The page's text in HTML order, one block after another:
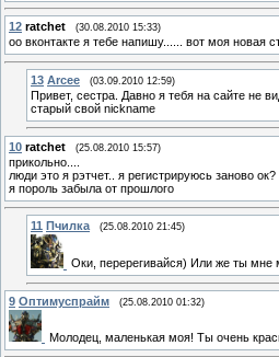
12 ratchet (30.08.2010 15:33)
оо вконтакте я тебе напишу...... вот моя новая
13 Arcee (03.09.2010 12:59)
Привет, сестра. Давно я тебя на сайте не
старый свой nickname
10 ratchet (25.08.2010 15:57)
прикольно....
люди это я рэтчет.. я регистрируюсь заново ок?
я пороль забыла от прошлого
11 Пчилка (25.08.2010 21:45)
Оки, перерегивайся) Или же ты мне
9 Оптимуспрайм (25.08.2010 01:32)
Молодец, маленькая моя! Ты очень